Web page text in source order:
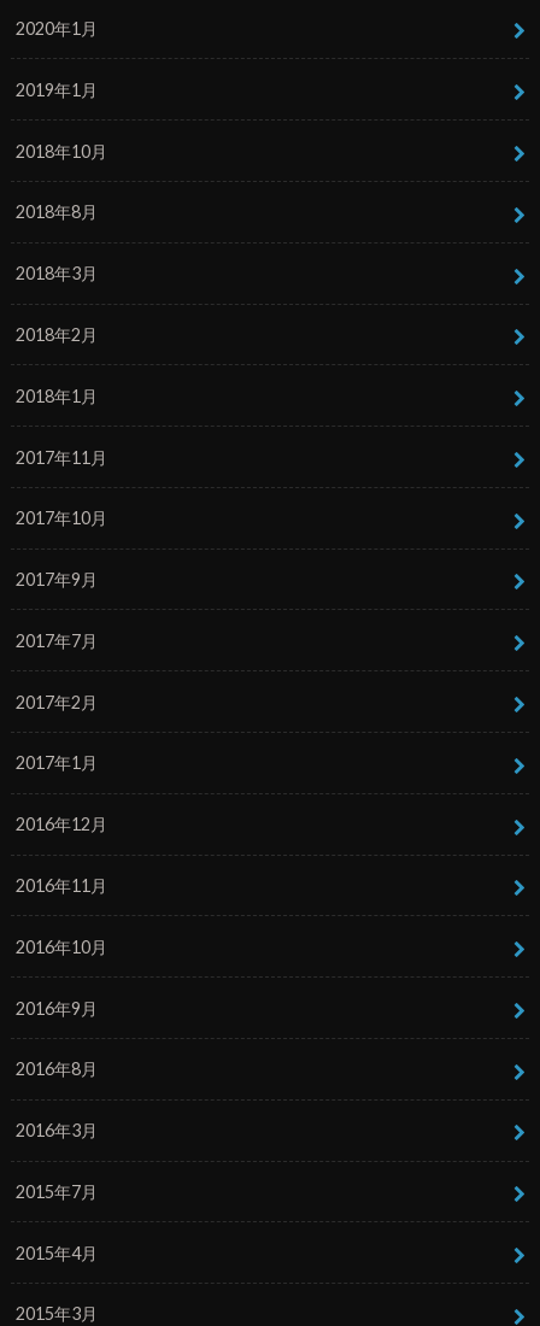
2020年1月
2019年1月
2018年10月
2018年8月
2018年3月
2018年2月
2018年1月
2017年11月
2017年10月
2017年9月
2017年7月
2017年2月
2017年1月
2016年12月
2016年11月
2016年10月
2016年9月
2016年8月
2016年3月
2015年7月
2015年4月
2015年3月